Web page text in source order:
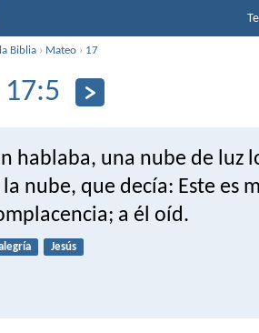
Biblia › Mateo › 17
hablaba, una nube de luz
nube, que decía: Este es
a él oíd.
Jesús